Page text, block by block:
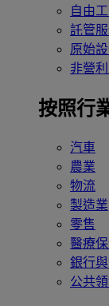
自由
託管
原始
非營
按照行
汽車
農業
物流
製造業
零售
醫療
銀行
公共